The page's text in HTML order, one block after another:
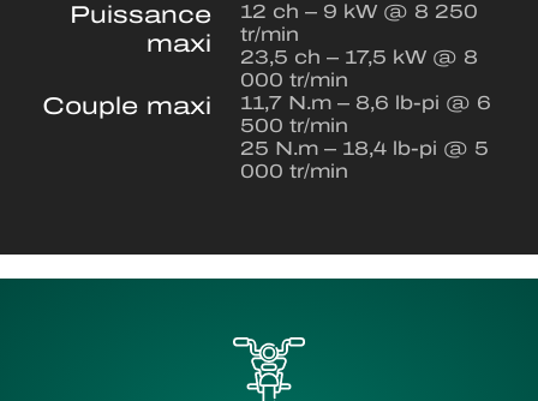
Puissance
maxi
12 ch – 9 kW @ 8 250
tr/min
23,5 ch – 17,5 kW @ 8
000 tr/min
Couple maxi
11,7 N.m – 8,6 lb-pi @ 6
500 tr/min
25 N.m – 18,4 lb-pi @ 5
000 tr/min